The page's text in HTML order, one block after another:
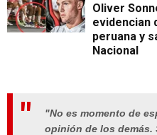
Oliver
evidencian
peruana y
Nacional
"No es momento de
opinión de los demás.